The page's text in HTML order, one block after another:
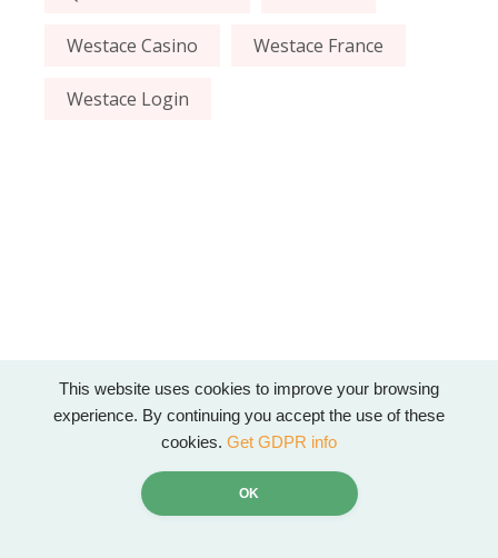
This website uses cookies to improve your browsing
experience. By continuing you accept the use of these
cookies. Get GDPR info
OK
Westace Casino Westace France
Westace Login